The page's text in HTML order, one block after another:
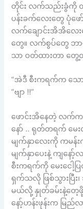
တိုင်း လက်သည်းခွံကို တစ်
ပန်းခက်လေးတွေ ပုံဖေ
လက်ချောင်းအိအိလေ
တွေ။ လက်စွပ်တွေ ဘာ
သာ ဝတ်ထားတာ တွေ့
“အဲဒီ စီးကရက်က သော
“ဗျာ !!”
ဖောင်းအိနေတဲ့ လက်
နော် .. ရုတ်တရက် မေ
မျက်နှာလေးကို ကမန်
မျက်နှာပေးနဲ့ ကျန
စီးကရက်ကို မေးငေါ့
ရှက်သလို ဖြစ်သွားပြီ
မယ်လို့ နှုတ်ခမ်းနဲ့တေ့ဖို့
နော့်ဟန်းဖုန်းက မြည်